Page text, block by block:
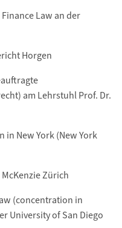
Law an der
Horgen
am Lehrstuhl Prof. Dr.
in New York (New York
Zürich
(concentration in
University of San Diego